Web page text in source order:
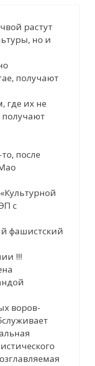
растут
но и
получают
где их не
после
с
фашистский
!!!
воров-